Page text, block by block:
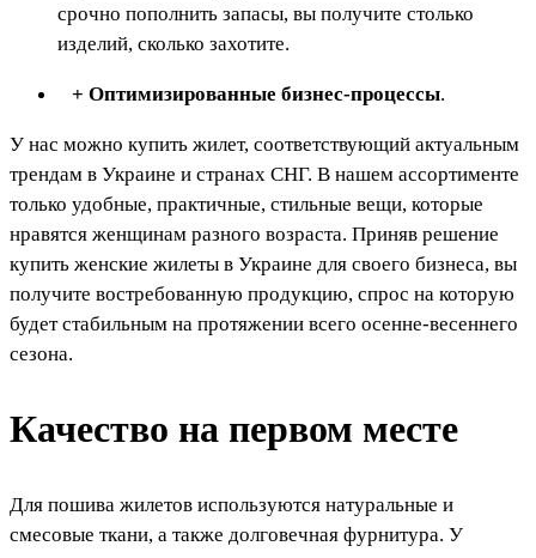
срочно пополнить запасы, вы получите столько
изделий, сколько захотите.
+ Оптимизированные бизнес-процессы.
У нас можно купить жилет, соответствующий актуальным
трендам в Украине и странах СНГ. В нашем ассортименте
только удобные, практичные, стильные вещи, которые
нравятся женщинам разного возраста. Приняв решение
купить женские жилеты в Украине для своего бизнеса, вы
получите востребованную продукцию, спрос на которую
будет стабильным на протяжении всего осенне-весеннего
сезона.
Качество на первом месте
Для пошива жилетов используются натуральные и
смесовые ткани, а также долговечная фурнитура. У